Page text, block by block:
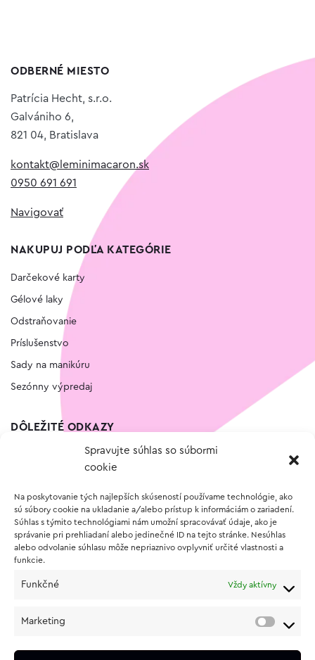
Spravujte súhlas so súbormi
cookie
Na poskytovanie tých najlepších skúseností používame technológie, ako
sú súbory cookie na ukladanie a/alebo prístup k informáciám o zariadení.
Súhlas s týmito technológiami nám umožní spracovávať údaje, ako je
správanie pri prehliadaní alebo jedinečné ID na tejto stránke. Nesúhlas
alebo odvolanie súhlasu môže nepriaznivo ovplyvniť určité vlastnosti a
funkcie.
Funkčné Vždy aktívny
Marketing
ODBERNÉ MIESTO
Patrícia Hecht, s.r.o.
Galvániho 6,
821 04, Bratislava
kontakt@leminimacaron.sk
0950 691 691
Navigovať
NAKUPUJ PODĽA KATEGÓRIE
Darčekové karty
Gélové laky
Odstraňovanie
Príslušenstvo
Sady na manikúru
Sezónny výpredaj
DÔLEŽITÉ ODKAZY
Vernostný program
O NÁKUPE
Vrátenie a reklamácia tovaru